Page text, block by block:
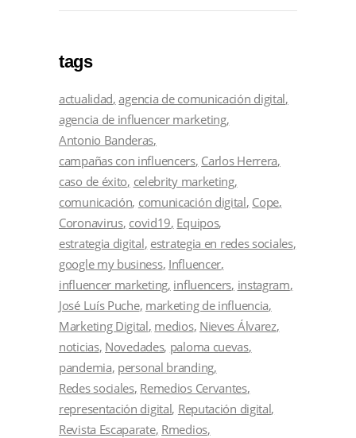
tags
actualidad agencia de comunicación digital
agencia de influencer marketing
Antonio Banderas
campañas con influencers Carlos Herrera
caso de éxito celebrity marketing
comunicación comunicación digital Cope
Coronavirus covid19 Equipos
estrategia digital estrategia en redes sociales
google my business Influencer
influencer marketing influencers instagram
José Luís Puche marketing de influencia
Marketing Digital medios Nieves Álvarez
noticias Novedades paloma cuevas
pandemia personal branding
Redes sociales Remedios Cervantes
representación digital Reputación digital
Revista Escaparate Rmedios